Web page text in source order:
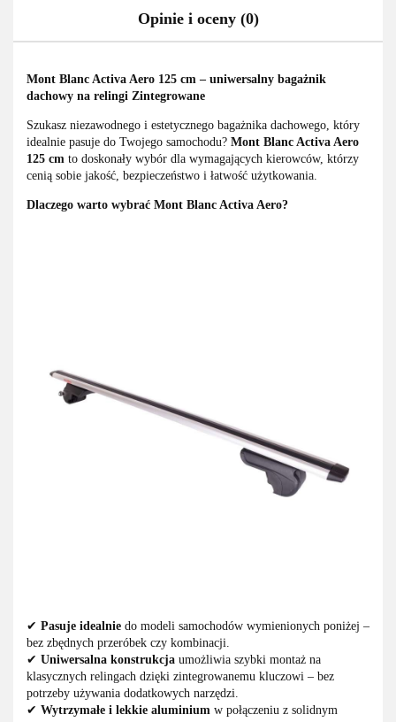
Opinie i oceny (0)
Mont Blanc Activa Aero 125 cm – uniwersalny bagażnik
dachowy na relingi Zintegrowane
Szukasz niezawodnego i estetycznego bagażnika dachowego, który
idealnie pasuje do Twojego samochodu? Mont Blanc Activa Aero
125 cm to doskonały wybór dla wymagających kierowców, którzy
cenią sobie jakość, bezpieczeństwo i łatwość użytkowania.
Dlaczego warto wybrać Mont Blanc Activa Aero?
✔ Pasuje idealnie do modeli samochodów wymienionych poniżej –
bez zbędnych przeróbek czy kombinacji.
✔ Uniwersalna konstrukcja umożliwia szybki montaż na
klasycznych relingach dzięki zintegrowanemu kluczowi – bez
potrzeby używania dodatkowych narzędzi.
✔ Wytrzymałe i lekkie aluminium w połączeniu z solidnym